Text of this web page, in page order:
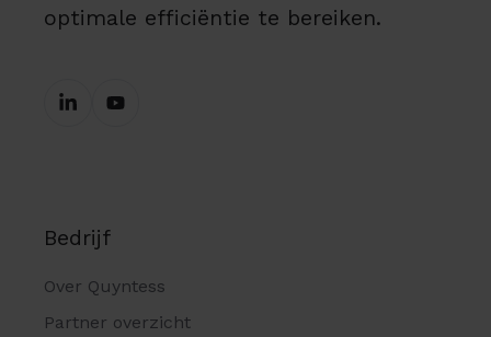
optimale efficiëntie te bereiken.
Bedrijf
Over Quyntess
Partner overzicht